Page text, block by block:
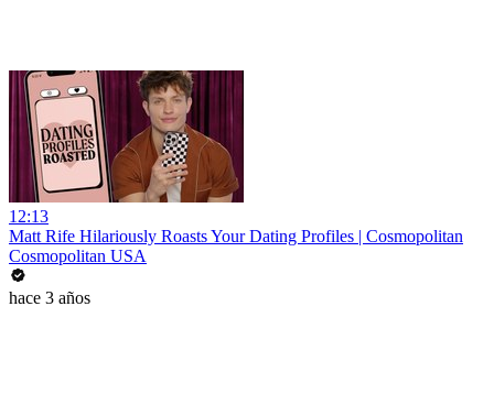
12:13
Matt Rife Hilariously Roasts Your Dating Profiles | Cosmopolitan
Cosmopolitan USA
hace 3 años